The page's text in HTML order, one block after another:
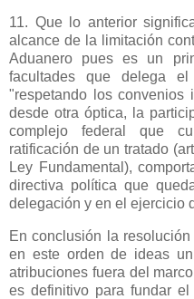
11. Que lo anterior
alcance de la limitación
Aduanero pues es un
facultades que delega el
"respetando los convenios
desde otra óptica, la
complejo federal que
ratificación de un tratado
Ley Fundamental ),
directiva política que
delegación y en el ejercicio
En conclusión la
en este orden de ideas
atribuciones fuera del
es definitivo para fundar